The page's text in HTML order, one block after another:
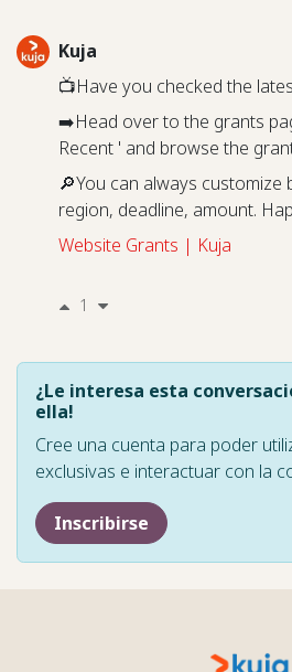
Kuja
📺Have you checked the
➡️Head over to the grants
Recent ' and browse the
🔎You can always
region, deadline, amount.
Website Grants | Kuja
1
¿Le interesa esta
ella!
Cree una cuenta para poder
exclusivas e interactuar con la
Inscribirse